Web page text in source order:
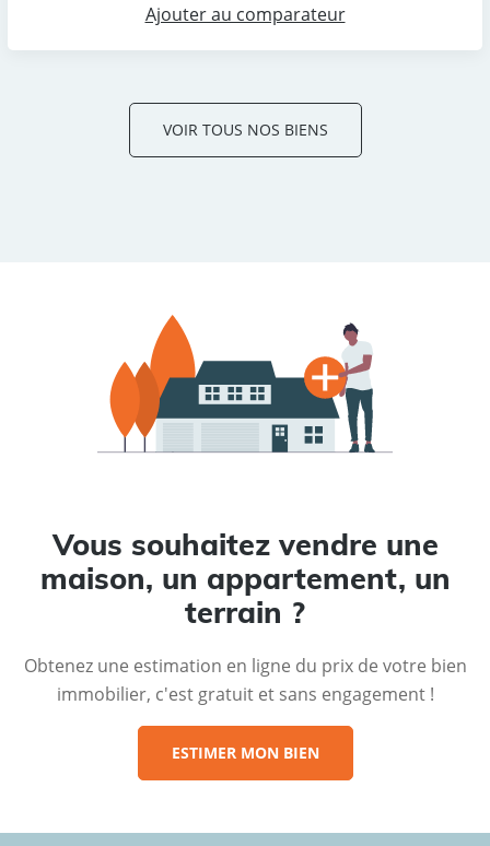
Ajouter au comparateur
VOIR TOUS NOS BIENS
Vous souhaitez vendre une
maison, un appartement, un
terrain ?
Obtenez une estimation en ligne du prix de votre bien
immobilier, c'est gratuit et sans engagement !
ESTIMER MON BIEN